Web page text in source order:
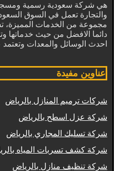
هي شركة سعودية رسمية
والتجارة تعمل في السوق
مجموعة من الخدمات المميزة،
دائما الافضل من حيث خدماتها
احدث الوسائل والمعدات
عناوين مفيدة
شركات ترميم المنازل بالرياض
شركة عزل اسطح بالرياض
شركة تسليك المجاري بالرياض
شركة كشف تسربات المياه
شركة تنظيف منازل بالرياض